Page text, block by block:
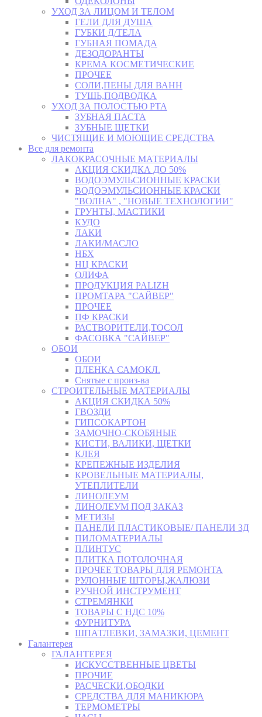
УХОД ЗА ЛИЦОМ И ТЕЛОМ
ГЕЛИ ДЛЯ ДУША
ГУБКИ Д/ТЕЛА
ГУБНАЯ ПОМАДА
ДЕЗОДОРАНТЫ
КРЕМА КОСМЕТИЧЕСКИЕ
ПРОЧЕЕ
СОЛИ,ПЕНЫ ДЛЯ ВАНН
ТУШЬ,ПОДВОДКА
УХОД ЗА ПОЛОСТЬЮ РТА
ЗУБНАЯ ПАСТА
ЗУБНЫЕ ЩЕТКИ
ЧИСТЯЩИЕ И МОЮЩИЕ СРЕДСТВА
Все для ремонта
ЛАКОКРАСОЧНЫЕ МАТЕРИАЛЫ
АКЦИЯ СКИДКА ДО 50%
ВОДОЭМУЛЬСИОННЫЕ КРАСКИ
ВОДОЭМУЛЬСИОННЫЕ КРАСКИ
"ВОЛНА" , "НОВЫЕ ТЕХНОЛОГИИ"
ГРУНТЫ, МАСТИКИ
КУДО
ЛАКИ
ЛАКИ/МАСЛО
НБХ
НЦ КРАСКИ
ОЛИФА
ПРОДУКЦИЯ PALIZH
ПРОМТАРА "САЙВЕР"
ПРОЧЕЕ
ПФ КРАСКИ
РАСТВОРИТЕЛИ,ТОСОЛ
ФАСОВКА "САЙВЕР"
ОБОИ
ОБОИ
ПЛЕНКА САМОКЛ.
Снятые с произ-ва
СТРОИТЕЛЬНЫЕ МАТЕРИАЛЫ
АКЦИЯ СКИДКА 50%
ГВОЗДИ
ГИПСОКАРТОН
ЗАМОЧНО-СКОБЯНЫЕ
КИСТИ, ВАЛИКИ, ЩЕТКИ
КЛЕЯ
КРЕПЕЖНЫЕ ИЗДЕЛИЯ
КРОВЕЛЬНЫЕ МАТЕРИАЛЫ,
УТЕПЛИТЕЛИ
ЛИНОЛЕУМ
ЛИНОЛЕУМ ПОД ЗАКАЗ
МЕТИЗЫ
ПАНЕЛИ ПЛАСТИКОВЫЕ/ ПАНЕЛИ 3Д
ПИЛОМАТЕРИАЛЫ
ПЛИНТУС
ПЛИТКА ПОТОЛОЧНАЯ
ПРОЧЕЕ ТОВАРЫ ДЛЯ РЕМОНТА
РУЛОННЫЕ ШТОРЫ,ЖАЛЮЗИ
РУЧНОЙ ИНСТРУМЕНТ
СТРЕМЯНКИ
ТОВАРЫ С НДС 10%
ФУРНИТУРА
ШПАТЛЕВКИ, ЗАМАЗКИ, ЦЕМЕНТ
Галантерея
ГАЛАНТЕРЕЯ
ИСКУССТВЕННЫЕ ЦВЕТЫ
ПРОЧИЕ
РАСЧЕСКИ,ОБОДКИ
СРЕДСТВА ДЛЯ МАНИКЮРА
ТЕРМОМЕТРЫ